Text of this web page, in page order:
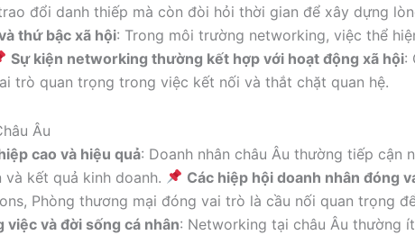
đổi danh thiếp mà còn đòi hỏi thời gian để xây dựng
thứ bậc xã hội: Trong môi trường networking, việc thể
Sự kiện networking thường kết hợp với hoạt động xã hội:
trò quan trọng trong việc kết nối và thắt chặt quan hệ.
Âu
cao và hiệu quả: Doanh nhân châu Âu thường tiếp
kết quả kinh doanh.
Các hiệp hội doanh nhân đóng
Phòng thương mại đóng vai trò là cầu nối quan trọng
việc và đời sống cá nhân: Networking tại châu Âu thường